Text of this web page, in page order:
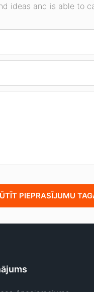
ideas and is able to
PIEPRASĪJUMU